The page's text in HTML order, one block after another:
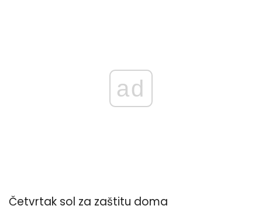
ad
Četvrtak sol za zaštitu doma